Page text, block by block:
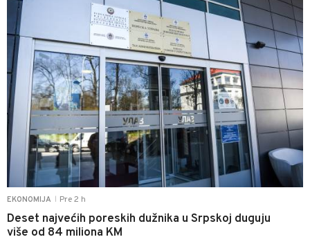
EKONOMIJA Pre 2 h
Deset najvećih poreskih dužnika u Srpskoj duguju
više od 84 miliona KM